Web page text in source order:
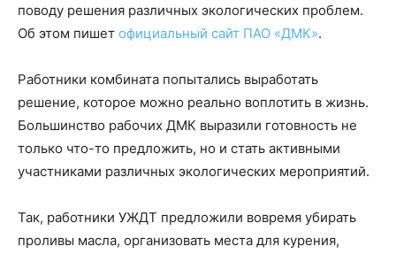
поводу решения различных экологических проблем.
Об этом пишет официальный сайт ПАО «ДМК».
Работники комбината попытались выработать
решение, которое можно реально воплотить в жизнь.
Большинство рабочих ДМК выразили готовность не
только что-то предложить, но и стать активными
участниками различных экологических мероприятий.
Так, работники УЖДТ предложили вовремя убирать
проливы масла, организовать места для курения,